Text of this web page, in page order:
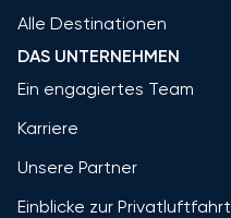
Alle Destinationen
DAS UNTERNEHMEN
Ein engagiertes Team
Karriere
Unsere Partner
Einblicke zur Privatluftfahrt